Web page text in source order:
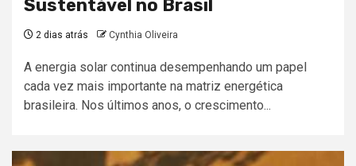
Sustentável no Brasil
2 dias atrás Cynthia Oliveira
A energia solar continua desempenhando um papel
cada vez mais importante na matriz energética
brasileira. Nos últimos anos, o crescimento...